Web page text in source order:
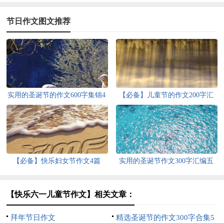
节日作文图文推荐
实用的圣诞节的作文600字集锦4
篇
【必备】儿童节的作文200字汇
总五篇
【必备】快乐妇女节作文4篇
实用的圣诞节作文300字汇编五
【快乐六一儿童节作文】相关文章：
拜年节日作文 精选圣诞节的作文300字合集5